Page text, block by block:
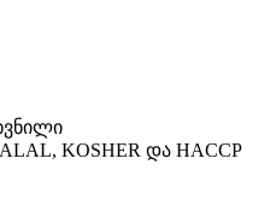
KOSHER და HACCP